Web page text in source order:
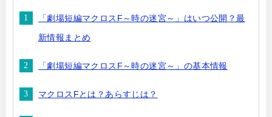
「劇場短編マクロスF～時の迷宮～」はいつ公開？最
新情報まとめ
「劇場短編マクロスF～時の迷宮～」の基本情報
マクロスFとは？あらすじは？